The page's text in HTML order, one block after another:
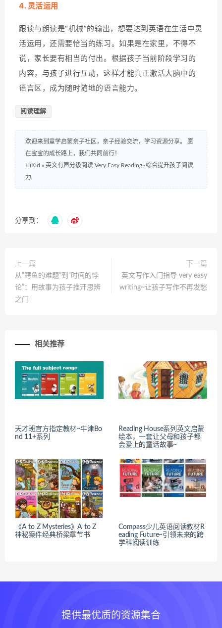
4. 灵活运用
跟读与朗读是“机械”的输出，想要达到英语在生活中灵
活运用，还需要恰当的练习。如果是在家里，不得不
说，家长要有相当的付出。根据孩子当前阶段学习的
内容，与孩子进行互动，这样才能真正激活大脑中的
语言区，成为随时随地的语言能力。
阅读理解
欢迎来到童学启蒙亲子社区，亲子经验交流，学习资源分享。 愿
在宝宝的成长路上，我们共同前行！
HiKid » 英文有声分级阅读 Very Easy Reading~综合提升孩子阅读
力
分享到：
上一篇
从“鳄鱼的难题”到“时间的悖
论”：用故事为孩子推开思辨
之门
下一篇
英文写作入门指导 very easy
writing~让孩子写作不再发愁
相关推荐
天才班官方指定教材~牛津Bo
nd 11+系列
Reading House系列英文启蒙
绘本，一套让父母和孩子都
会爱上的童话故事~
《A to Z Mysteries》A to Z
神秘案件经典桥梁章节书
Compass少儿英语阅读教材R
eading Future~引领未来的跨
学科阅读训练
提供最优质的资源集合